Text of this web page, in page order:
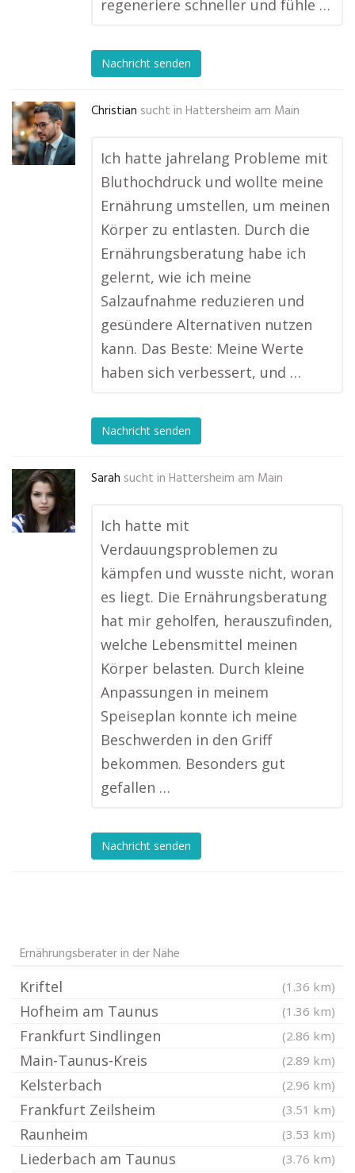
regeneriere schneller und fühle …
Nachricht senden
Christian sucht in Hattersheim am Main
Ich hatte jahrelang Probleme mit
Bluthochdruck und wollte meine
Ernährung umstellen, um meinen
Körper zu entlasten. Durch die
Ernährungsberatung habe ich
gelernt, wie ich meine
Salzaufnahme reduzieren und
gesündere Alternativen nutzen
kann. Das Beste: Meine Werte
haben sich verbessert, und …
Nachricht senden
Sarah sucht in Hattersheim am Main
Ich hatte mit
Verdauungsproblemen zu
kämpfen und wusste nicht, woran
es liegt. Die Ernährungsberatung
hat mir geholfen, herauszufinden,
welche Lebensmittel meinen
Körper belasten. Durch kleine
Anpassungen in meinem
Speiseplan konnte ich meine
Beschwerden in den Griff
bekommen. Besonders gut
gefallen …
Nachricht senden
Ernährungsberater in der Nähe
Kriftel (1.36 km)
Hofheim am Taunus (1.36 km)
Frankfurt Sindlingen (2.86 km)
Main-Taunus-Kreis (2.89 km)
Kelsterbach (2.96 km)
Frankfurt Zeilsheim (3.51 km)
Raunheim (3.53 km)
Liederbach am Taunus (3.76 km)